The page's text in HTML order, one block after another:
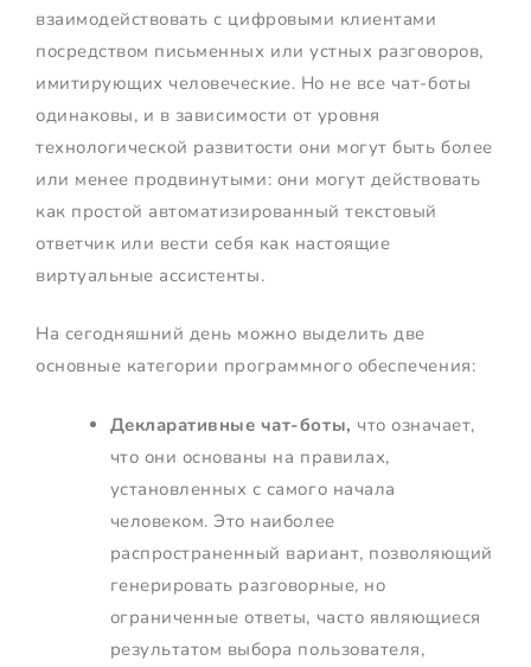
взаимодействовать с цифровыми клиентами
посредством письменных или устных разговоров,
имитирующих человеческие. Но не все чат-боты
одинаковы, и в зависимости от уровня
технологической развитости они могут быть более
или менее продвинутыми: они могут действовать
как простой автоматизированный текстовый
ответчик или вести себя как настоящие
виртуальные ассистенты.
На сегодняшний день можно выделить две
основные категории программного обеспечения:
Декларативные чат-боты, что означает,
что они основаны на правилах,
установленных с самого начала
человеком. Это наиболее
распространенный вариант, позволяющий
генерировать разговорные, но
ограниченные ответы, часто являющиеся
результатом выбора пользователя,